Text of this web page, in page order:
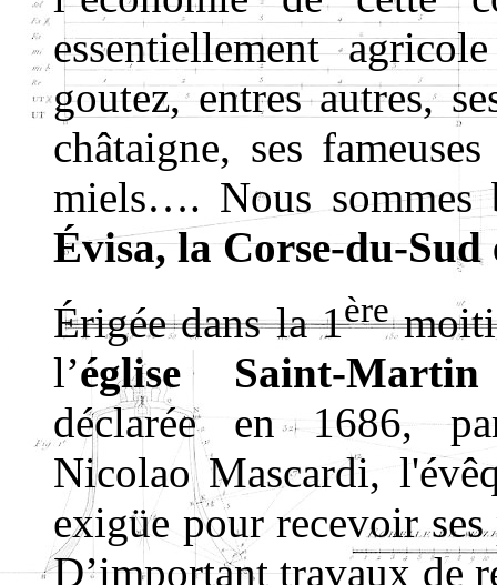
essentiellement
goutez, entres autres,
châtaigne, ses
miels…. Nous
Évisa, la Corse-du-Sud
Érigée dans la 1ère
l’église Saint-
déclarée en 1686,
Nicolao Mascardi,
exigüe pour recevoir
D’important travaux de